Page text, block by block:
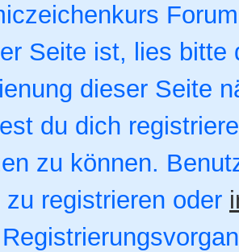
Seite ist, lies bitte
dieser Seite
du dich
zu können.
zu registrieren oder